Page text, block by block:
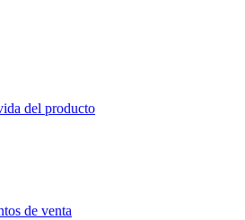
del producto
de venta